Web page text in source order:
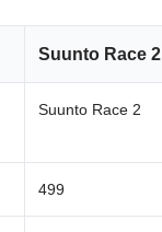
Suunto Race 2
Suunto Race 2
499